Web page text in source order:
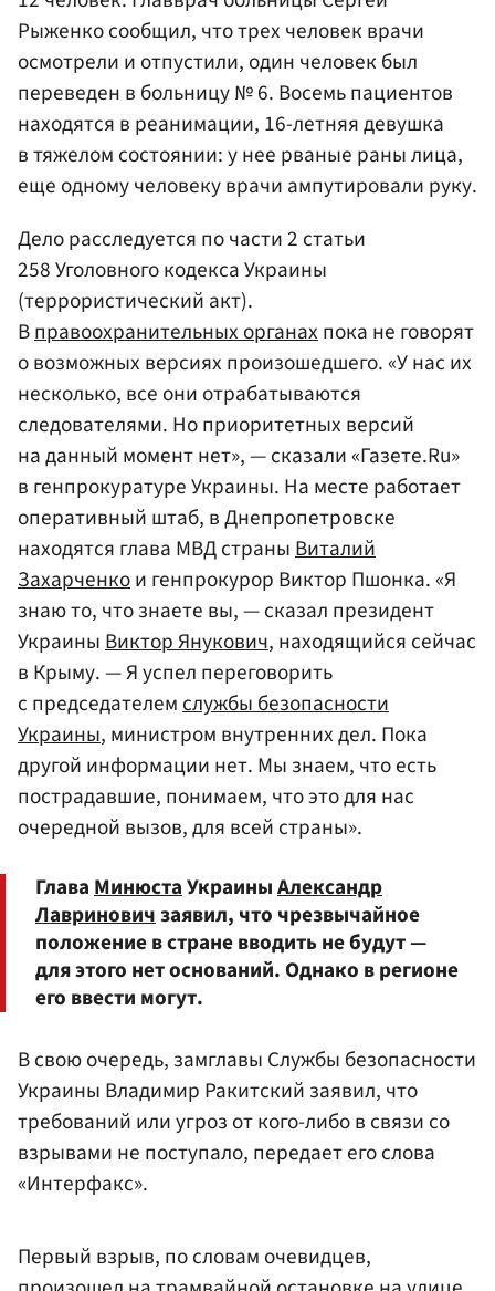
Рыженкосообщил, что трех человек врачи
осмотрели и отпустили, один человек был
переведен в больницу № 6. Восемь пациентов
находятся в реанимации, 16-летняя девушка
в тяжелом состоянии: у нее рваные раны лица,
еще одному человеку врачи ампутировали руку.
Дело расследуется по части 2 статьи
258 Уголовного кодекса Украины
(террористический акт).
Вправоохранительных органах пока не говорят
о возможных версиях произошедшего. «У нас их
несколько, все они отрабатываются
следователями. Но приоритетных версий
на данный момент нет», — сказали «Газете.Ru»
в генпрокуратуре Украины. На месте работает
оперативный штаб, в Днепропетровске
находятся глава МВД страны Виталий
Захарченкои генпрокурор Виктор Пшонка. «Я
знаю то, что знаете вы, — сказал президент
Украины Виктор Янукович, находящийся сейчас
в Крыму. — Я успел переговорить
с председателем службы безопасности
Украины, министром внутренних дел. Пока
другой информации нет. Мы знаем, что есть
пострадавшие, понимаем, что это для нас
очередной вызов, для всей страны».
ГлаваМинюстаУкраиныАлександр
Лавриновичзаявил, что чрезвычайное
положение в стране вводить не будут —
для этого нет оснований. Однако в регионе
его ввести могут.
В свою очередь, замглавы Службы безопасности
Украины Владимир Ракитский заявил, что
требований или угроз от кого-либо в связи со
взрывами не поступало, передает его слова
«Интерфакс».
Первый взрыв, по словам очевидцев,